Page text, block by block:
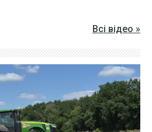
Всі відео »